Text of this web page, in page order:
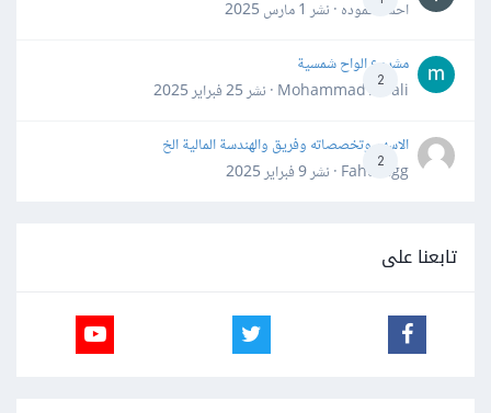
احمد حموده · نشر 1 مارس 2025
2
مشروع الواح شمسية
Mohammad Awali · نشر
25 فبراير 2025
2
الاسهم وتخصصاته وفريق والهندسة المالية الخ
Fahd Ggg · نشر
9 فبراير 2025
تابعنا على